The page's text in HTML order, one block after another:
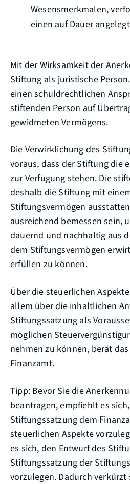
Wesensmerkmalen,
einen auf Dauer
Mit der Wirksamkeit der
Stiftung als juristische
einen schuldrechtlichen
stiftenden Person auf
gewidmeten Vermögens.
Die Verwirklichung des
voraus, dass der Stiftung die
zur Verfügung stehen. Die
deshalb die Stiftung mit
Stiftungsvermögen
ausreichend bemessen sein,
dauernd und nachhaltig aus
dem Stiftungsvermögen
erfüllen zu können.
Über die steuerlichen
allem über die inhaltlichen
Stiftungssatzung als
möglichen
nehmen zu können, berät
Finanzamt.
Tipp: Bevor Sie die
beantragen, empfiehlt es
Stiftungssatzung dem
steuerlichen Aspekte
es sich, den Entwurf des
Stiftungssatzung der
vorzulegen. Dadurch verkürzt